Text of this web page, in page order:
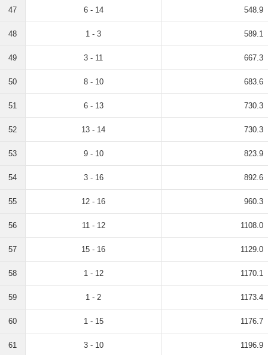
47 6 - 14 548.9
48 1 - 3 589.1
49 3 - 11 667.3
50 8 - 10 683.6
51 6 - 13 730.3
52 13 - 14 730.3
53 9 - 10 823.9
54 3 - 16 892.6
55 12 - 16 960.3
56 11 - 12 1108.0
57 15 - 16 1129.0
58 1 - 12 1170.1
59 1 - 2 1173.4
60 1 - 15 1176.7
61 3 - 10 1196.9